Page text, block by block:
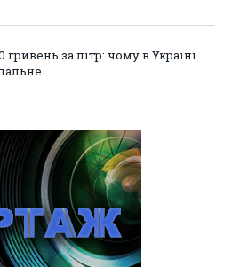
гривень за літр: чому в Україні